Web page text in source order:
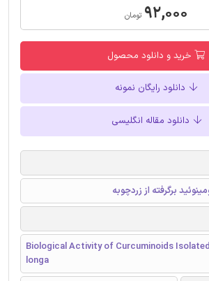
۹۲,۰۰۰ تومان
خرید و دانلود محصول
دانلود رایگان نمونه
دانلود مقاله انگلیسی
برگرفته از زردچوبه
Biological Activity of Curcuminoids
longa